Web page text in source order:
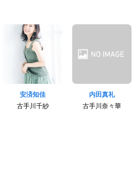
安済知佳
古手川千紗
内田真礼
古手川奈々華